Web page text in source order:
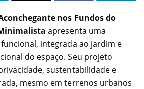
nos Fundos do
apresenta uma
integrada ao jardim e
do espaço. Seu projeto
sustentabilidade e
mesmo em terrenos urbanos